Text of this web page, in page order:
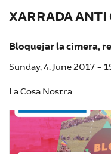
XARRADA ANTI
Bloquejar la cimera,
Sunday, 4. June 2017 -
La Cosa Nostra